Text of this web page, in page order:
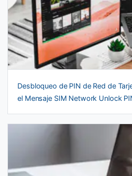
Desbloqueo de PIN de Red de
el Mensaje SIM Network Unlock